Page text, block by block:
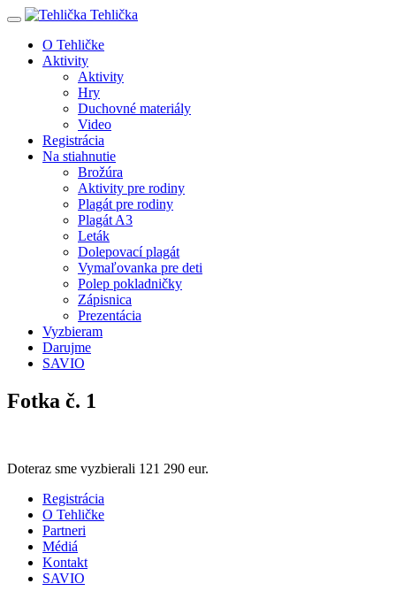
Tehlička
O Tehličke
Aktivity
Aktivity
Hry
Duchovné materiály
Video
Registrácia
Na stiahnutie
Brožúra
Aktivity pre rodiny
Plagát pre rodiny
Plagát A3
Leták
Dolepovací plagát
Vymaľovanka pre deti
Polep pokladničky
Zápisnica
Prezentácia
Vyzbieram
Darujme
SAVIO
Fotka č. 1
Doteraz sme vyzbierali 121 290 eur.
Registrácia
O Tehličke
Partneri
Médiá
Kontakt
SAVIO